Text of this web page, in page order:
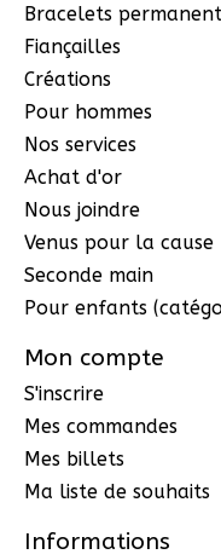
Bracelets
Fiançailles
Créations
Pour hommes
Nos services
Achat d'or
Nous joindre
Venus pour la cause
Seconde main
Pour enfants
Mon compte
S'inscrire
Mes commandes
Mes billets
Ma liste de souhaits
Informations